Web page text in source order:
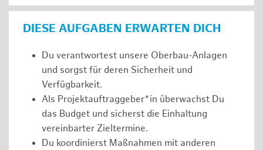
DIESE AUFGABEN ERWARTEN DICH
Du verantwortest unsere Oberbau-Anlagen
und sorgst für deren Sicherheit und
Verfügbarkeit.
Als Projektauftraggeber*in überwachst Du
das Budget und sicherst die Einhaltung
vereinbarter Zieltermine.
Du koordinierst Maßnahmen mit anderen